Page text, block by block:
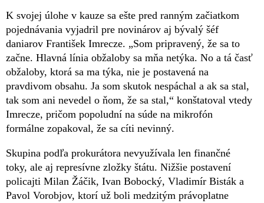
K svojej úlohe v kauze sa ešte pred ranným začiatkom
pojednávania vyjadril pre novinárov aj bývalý šéf
daniarov František Imrecze. „Som pripravený, že sa to
začne. Hlavná línia obžaloby sa mňa netýka. No a tá časť
obžaloby, ktorá sa ma týka, nie je postavená na
pravdivom obsahu. Ja som skutok nespáchal a ak sa stal,
tak som ani nevedel o ňom, že sa stal,“ konštatoval vtedy
Imrecze, pričom popoludní na súde na mikrofón
formálne zopakoval, že sa cíti nevinný.
Skupina podľa prokurátora nevyužívala len finančné
toky, ale aj represívne zložky štátu. Nižšie postavení
policajti Milan Žáčik, Ivan Bobocký, Vladimír Bisták a
Pavol Vorobjov, ktorí už boli medzitým právoplatne